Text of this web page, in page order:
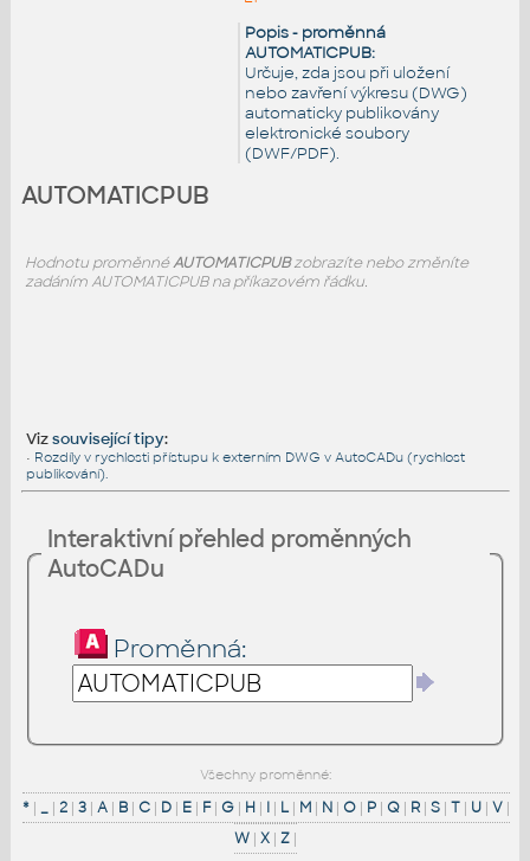
Popis - proměnná
AUTOMATICPUB:
Určuje, zda jsou při uložení
nebo zavření výkresu (DWG)
automaticky publikovány
elektronické soubory
(DWF/PDF).
AUTOMATICPUB
Hodnotu proměnnéAUTOMATICPUBzobrazíte nebo změníte
zadáním AUTOMATICPUB na příkazovém řádku.
Vizsouvisející tipy:
• Rozdíly v rychlosti přístupu k externím DWG v AutoCADu (rychlost
publikování).
Interaktivní přehled proměnných
AutoCADu
Proměnná:
Všechny proměnné:
*| _| 2| 3| A| B| C| D| E| F| G| H | I| L| M| N| O| P| Q| R| S| T| U| V|
W | X | Z |